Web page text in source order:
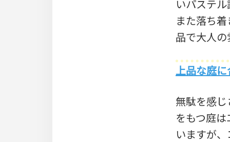
いパステ
また落ち
品で大人
上品な庭
無駄を感
をもつ庭
いますが